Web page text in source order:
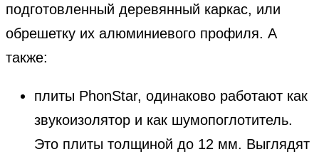
подготовленный деревянный каркас, или
обрешетку их алюминиевого профиля. А
также:
плиты PhonStar, одинаково работают как
звукоизолятор и как шумопоглотитель.
Это плиты толщиной до 12 мм. Выглядят